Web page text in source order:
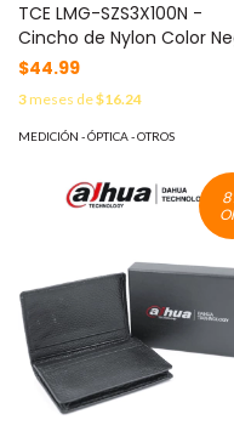
TCE LMG-SZS3X100N -
Cincho de Nylon Color
Bolsa con 100 piezas,
2.5mm Ancho X 100mm
Largo, Certificación UL
$44.99
3meses de$16.24
MEDICIÓN - ÓPTICA - OTROS
8